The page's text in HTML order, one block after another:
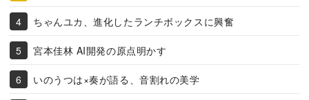
ちゃんユカ、進化したランチボックスに興奮
宮本佳林 AI開発の原点明かす
いのうつは×奏が語る、音割れの美学